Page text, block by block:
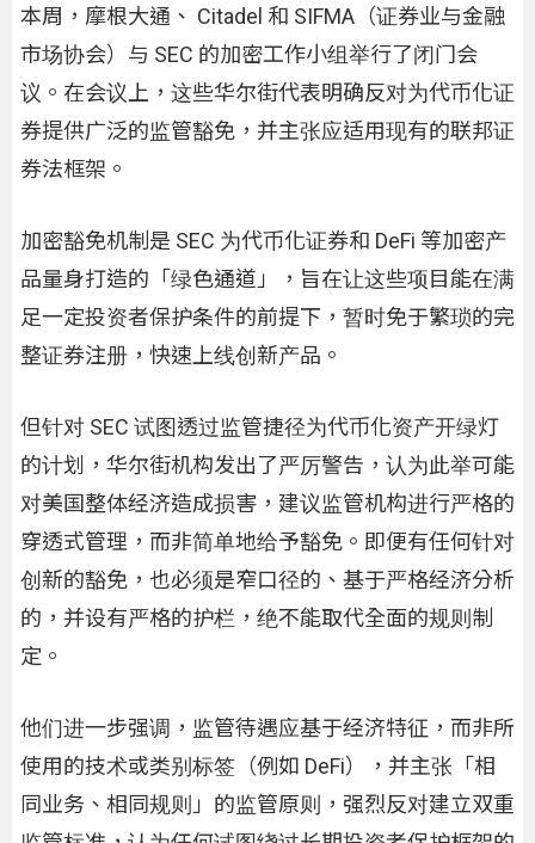
本周，摩根大通、 Citadel 和 SIFMA（证券业与金融
市场协会）与 SEC 的加密工作小组举行了闭门会
议。在会议上，这些华尔街代表明确反对为代币化证
券提供广泛的监管豁免，并主张应适用现有的联邦证
券法框架。
加密豁免机制是 SEC 为代币化证券和 DeFi 等加密产
品量身打造的「绿色通道」，旨在让这些项目能在满
足一定投资者保护条件的前提下，暂时免于繁琐的完
整证券注册，快速上线创新产品。
但针对 SEC 试图透过监管捷径为代币化资产开绿灯
的计划，华尔街机构发出了严厉警告，认为此举可能
对美国整体经济造成损害，建议监管机构进行严格的
穿透式管理，而非简单地给予豁免。即便有任何针对
创新的豁免，也必须是窄口径的、基于严格经济分析
的，并设有严格的护栏，绝不能取代全面的规则制
定。
他们进一步强调，监管待遇应基于经济特征，而非所
使用的技术或类别标签（例如 DeFi），并主张「相
同业务、相同规则」的监管原则，强烈反对建立双重